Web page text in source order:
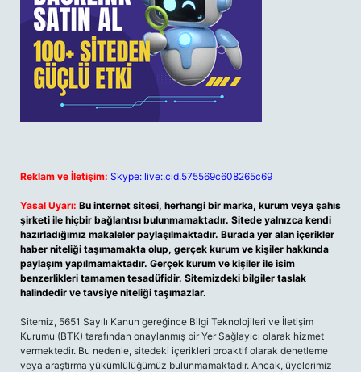
Reklam ve İletişim: Skype: live:.cid.575569c608265c69
Yasal Uyarı: Bu internet sitesi, herhangi bir marka, kurum veya şahıs
şirketi ile hiçbir bağlantısı bulunmamaktadır. Sitede yalnızca kendi
hazırladığımız makaleler paylaşılmaktadır. Burada yer alan içerikler
haber niteliği taşımamakta olup, gerçek kurum ve kişiler hakkında
paylaşım yapılmamaktadır. Gerçek kurum ve kişiler ile isim
benzerlikleri tamamen tesadüfidir. Sitemizdeki bilgiler taslak
halindedir ve tavsiye niteliği taşımazlar.
Sitemiz, 5651 Sayılı Kanun gereğince Bilgi Teknolojileri ve İletişim
Kurumu (BTK) tarafından onaylanmış bir Yer Sağlayıcı olarak hizmet
vermektedir. Bu nedenle, sitedeki içerikleri proaktif olarak denetleme
veya araştırma yükümlülüğümüz bulunmamaktadır. Ancak, üyelerimiz